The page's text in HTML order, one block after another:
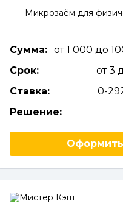
Микрозаём для
Сумма: от 1 000 до
Срок:
от 3
Ставка:
0-
Решение:
Оформить